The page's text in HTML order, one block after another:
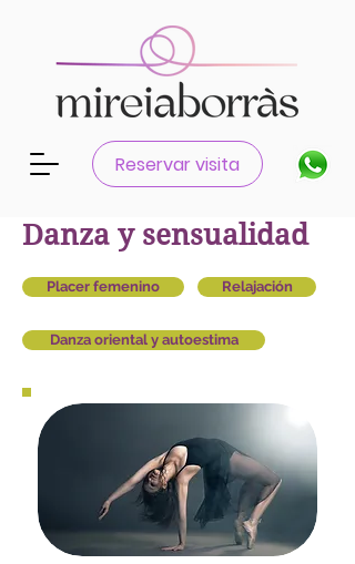
Reservar visita
Català
Castellano
Danza y sensualidad
Placer femenino Relajación
Danza oriental y autoestima